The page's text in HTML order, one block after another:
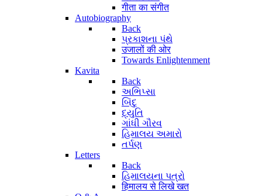
गीता का संगीत
Autobiography
Back
પ્રકાશના પંથે
उजालों की ओर
Towards Enlightenment
Kavita
Back
અભિપ્સા
બિંદુ
દ્યુતિ
ગાંધી ગૌરવ
હિમાલય અમારો
તર્પણ
Letters
Back
હિમાલયના પત્રો
हिमालय से लिखे खत